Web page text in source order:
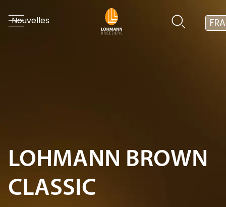
Nouvelles FRA
LOHMANN BROWN
CLASSIC